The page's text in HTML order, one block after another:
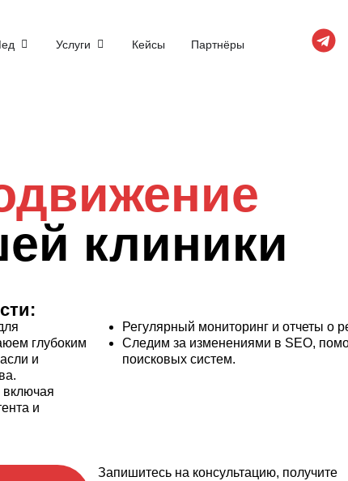
Услуги Кейсы Партнёры
клиники
глубоким
и
и
Регулярный мониторинг и отчеты о
Следим за изменениями в SEO,
поисковых систем.
Запишитесь на консультацию, получите